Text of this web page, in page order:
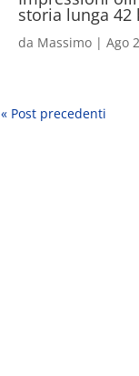
storia lunga 42
da Massimo| Ago
« Post precedenti